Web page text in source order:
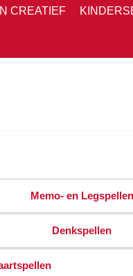
CREATIEF
Memo- en Legspellen
Denkspellen